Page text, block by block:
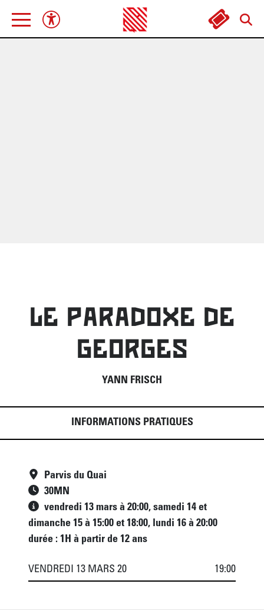
LE PARADOXE DE
GEORGES
YANN FRISCH
INFORMATIONS PRATIQUES
Parvis du Quai
30MN
vendredi 13 mars à 20:00, samedi 14 et
dimanche 15 à 15:00 et 18:00, lundi 16 à 20:00
durée : 1H à partir de 12 ans
VENDREDI 13 MARS 20 19:00